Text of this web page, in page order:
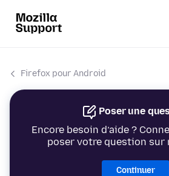
Firefox pour Android
Poser une
Encore besoin d’aide ?
poser votre question sur
Continuer